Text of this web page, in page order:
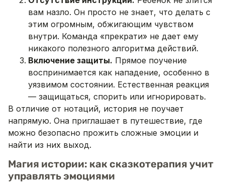
вам назло. Он просто не знает, что делать с
этим огромным, обжигающим чувством
внутри. Команда «прекрати» не дает ему
никакого полезного алгоритма действий.
Включение защиты. Прямое поучение
воспринимается как нападение, особенно в
уязвимом состоянии. Естественная реакция
— защищаться, спорить или игнорировать.
В отличие от нотаций, история не поучает
напрямую. Она приглашает в путешествие, где
можно безопасно прожить сложные эмоции и
найти из них выход.
Магия истории: как сказкотерапия учит
управлять эмоциями